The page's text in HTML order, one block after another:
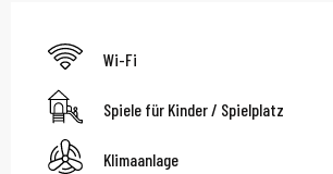
Wi-Fi
Spiele für Kinder / Spielplatz
Klimaanlage